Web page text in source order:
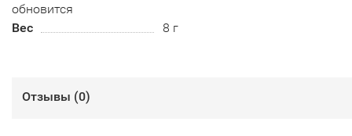
обновится
Вес
8 г
Отзывы (0)